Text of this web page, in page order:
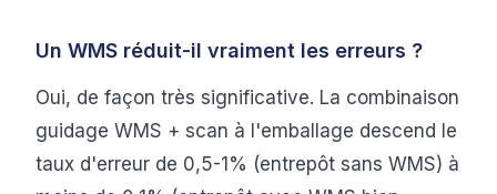
Un WMS réduit-il vraiment les erreurs ?
Oui, de façon très significative. La combinaison
guidage WMS + scan à l'emballage descend le
taux d'erreur de 0,5-1% (entrepôt sans WMS) à